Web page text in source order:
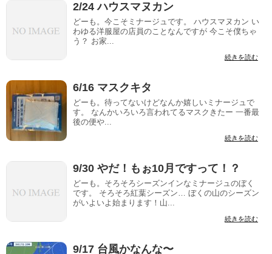
2/24 ハウスマヌカン
どーも。今こそミナージュです。 ハウスマヌカン い
わゆる洋服屋の店員のことなんですが 今こそ僕ちゃ
う？ お家...
続きを読む
6/16 マスクキタ
どーも。待ってないけどなんか嬉しいミナージュで
す。 なんかいろいろ言われてるマスクきたー 一番最
後の便や...
続きを読む
9/30 やだ！もぉ10月ですって！？
どーも。そろそろシーズンインなミナージュのぼく
です。 そろそろ紅葉シーズン… ぼくの山のシーズン
がいよいよ始まります！山...
続きを読む
9/17 台風かなんな〜